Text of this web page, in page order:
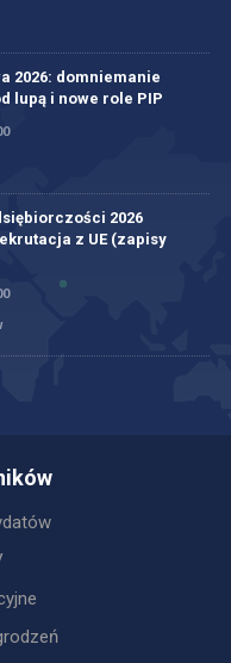
2026: domniemanie
lupą i nowe role PIP
2026
z UE (zapisy